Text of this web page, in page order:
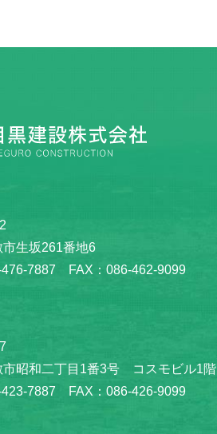
市生坂261番地6
476-7887 FAX：086-462-9099
市昭和二丁目1番3号 コスモビル1階
423-7887 FAX：086-426-9099